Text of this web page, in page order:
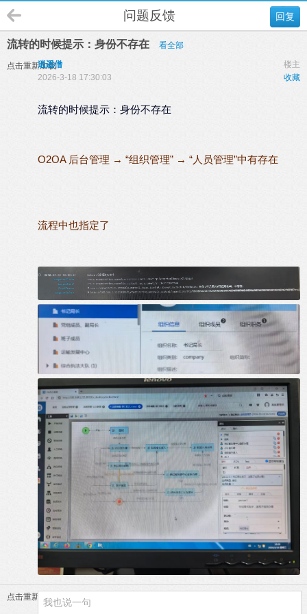
回复
问题反馈
流转的时候提示：身份不存在 看全部
点击重新加载 楼主
逍遥僧
收藏
2026-3-18 17:30:03
流转的时候提示：身份不存在
O2OA 后台管理 → “组织管理” → “人员管理”中有存在
流程中也指定了
点击重新加载